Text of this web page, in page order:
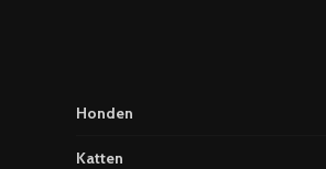
Honden
Katten